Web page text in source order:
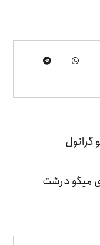
میگو درشت